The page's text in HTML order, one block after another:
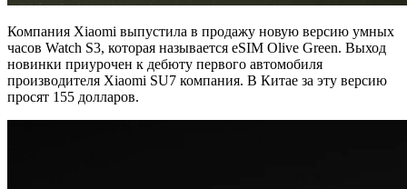
Компания Xiaomi выпустила в продажу новую версию умных
часов Watch S3, которая называется eSIM Olive Green. Выход
новинки приурочен к дебюту первого автомобиля
производителя Xiaomi SU7 компания. В Китае за эту версию
просят 155 долларов.